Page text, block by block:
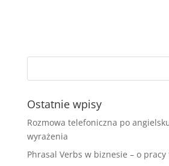
Ostatnie wpisy
Rozmowa telefoniczna po
wyrażenia
Phrasal Verbs w biznesie – o